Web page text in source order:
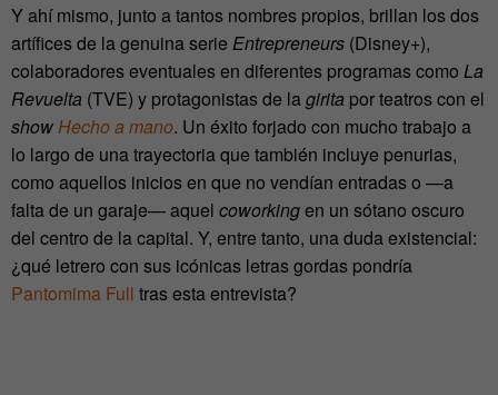
Y ahí mismo, junto a tantos nombres propios, brillan los dos
artífices de la genuina serie Entrepreneurs (Disney+),
colaboradores eventuales en diferentes programas como La
Revuelta (TVE) y protagonistas de la girita por teatros con el
show Hecho a mano. Un éxito forjado con mucho trabajo a
lo largo de una trayectoria que también incluye penurias,
como aquellos inicios en que no vendían entradas o —a
falta de un garaje— aquel coworkingen un sótano oscuro
del centro de la capital. Y, entre tanto, una duda existencial:
¿qué letrero con sus icónicas letras gordas pondría
Pantomima Full tras esta entrevista?